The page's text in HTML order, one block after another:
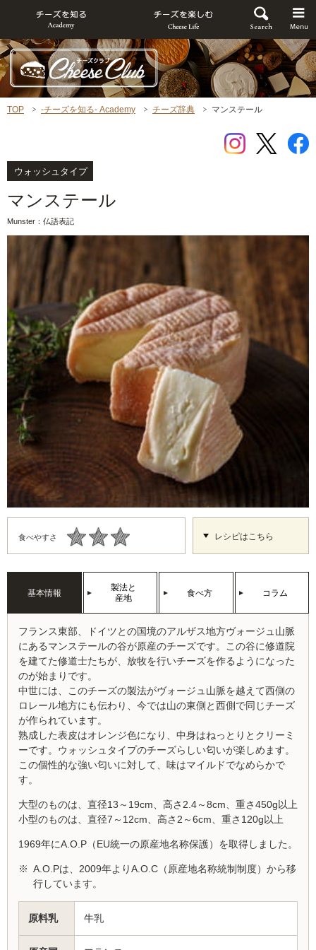
TOP -チーズを知る- Academy チーズ辞典 マンステール
ウォッシュタイプ
マンステール
Munster：仏語表記
食べやすさ レシピはこちら
基本情報
製法と
産地
食べ方 コラム
フランス東部、ドイツとの国境のアルザス地方ヴォージュ山脈
にあるマンステールの谷が原産のチーズです。この谷に修道院
を建てた修道士たちが、放牧を行いチーズを作るようになった
のが始まりです。
中世には、このチーズの製法がヴォージュ山脈を越えて西側の
ロレール地方にも伝わり、今では山の東側と西側で同じチーズ
が作られています。
熟成した表皮はオレンジ色になり、中身はねっとりとクリーミ
ーです。ウォッシュタイプのチーズらしい匂いが楽しめます。
この個性的な強い匂いに対して、味はマイルドでなめらかで
す。
大型のものは、直径13～19cm、高さ2.4～8cm、重さ450g以上
小型のものは、直径7～12cm、高さ2～6cm、重さ120g以上
1969年にA.O.P（EU統一の原産地名称保護）を取得しました。
※ A.O.Pは、2009年よりA.O.C（原産地名称統制制度）から移
行しています。
原料乳 牛乳